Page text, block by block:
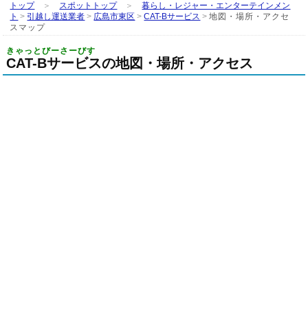
トップ＞ スポットトップ＞暮らし・レジャー・エンターテインメン
ト > 引越し運送業者 > 広島市東区 >CAT-Bサービス >地図・場所・アクセ
スマップ
きゃっとびーさーびす
CAT-Bサービスの地図・場所・アクセス